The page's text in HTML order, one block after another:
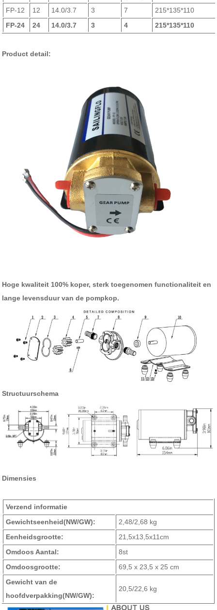
FP-12 12 14.0/3.7 3 7
215*135*110
FP-24
24 14.0/3.7 3 4 215*135*110
Product detail:
Hoge kwaliteit 100% koper, sterk toegenomen functionaliteit en
lange levensduur van de pompkop.
Structuurschema
Dimensies
Verzend informatie
Gewichtseenheid(NW/GW):
2,48/2,68 kg
Eenheidsgrootte:
21,5x13,5x11cm
Omdoos Aantal:
8st
Omdoosgrootte:
69,5 x 23,5 x 25 cm
Gewicht van de
hoofdverpakking(NW/GW):
20,5/22,6 kg